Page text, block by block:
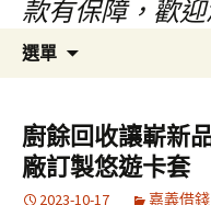
款有保障，歡
選單
容
區
廚餘回收讓嶄新
廠訂製悠遊卡套
2023-10-17 嘉義借錢